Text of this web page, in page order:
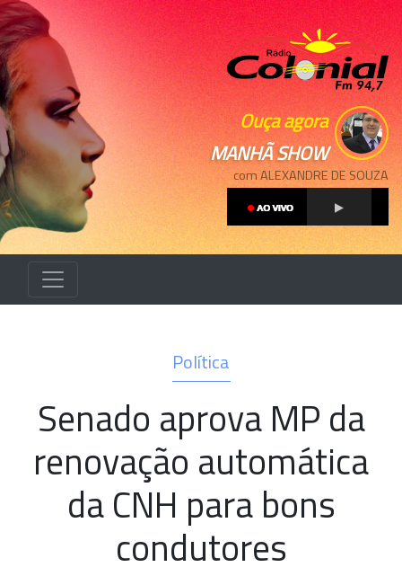
Ouça agora
MANHÃ SHOW
com ALEXANDRE DE SOUZA
Política
Senado aprova MP da
renovação automática
da CNH para bons
condutores